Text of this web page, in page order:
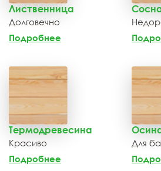
Лиственница
Долговечно
Подробнее
Термодревесина
Красиво
Подробнее
Для